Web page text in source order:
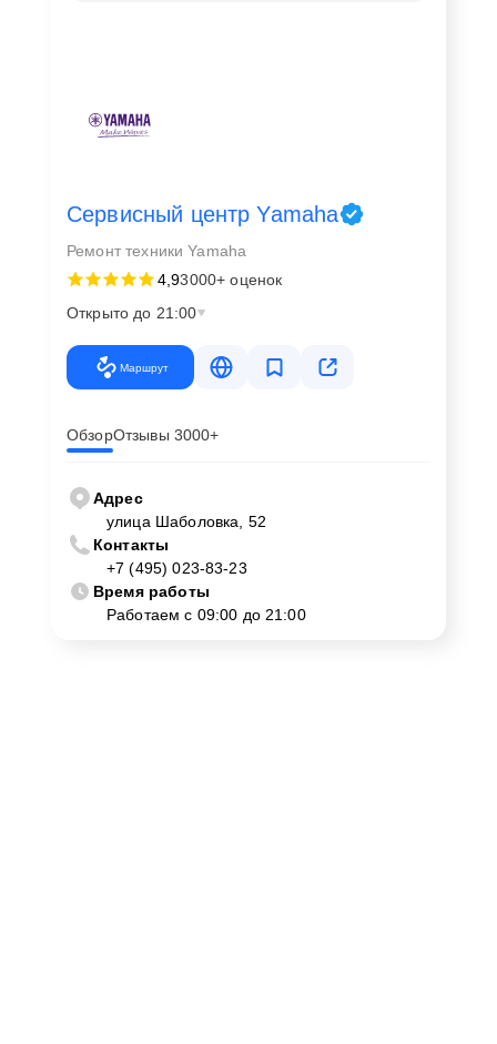
Сервисный центр Yamaha
Ремонт техники Yamaha
4,93000+ оценок
Открыто до 21:00
Маршрут
ОбзорОтзывы 3000+
Адрес
улица Шаболовка, 52
Контакты
+7 (495) 023-83-23
Время работы
Работаем с 09:00 до 21:00